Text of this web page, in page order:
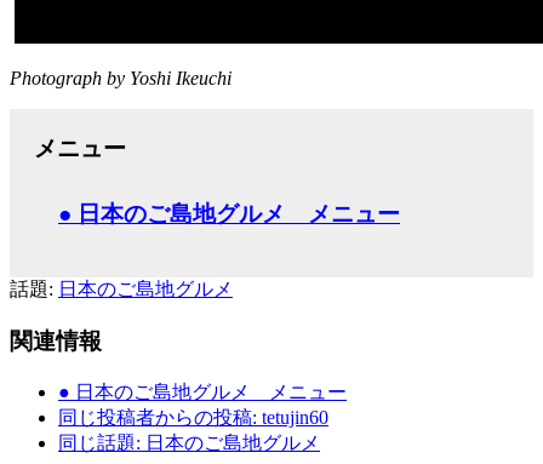
Photograph by Yoshi Ikeuchi
メニュー
● 日本のご島地グルメ メニュー
話題: 日本のご島地グルメ
関連情報
● 日本のご島地グルメ メニュー
同じ投稿者からの投稿: tetujin60
同じ話題: 日本のご島地グルメ